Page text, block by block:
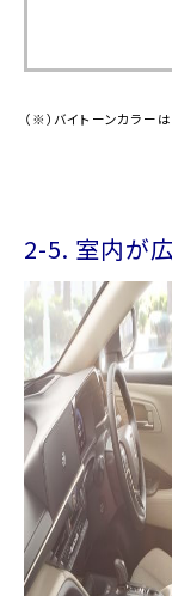
（※）バイトーンカラー
2-5. 室内が広